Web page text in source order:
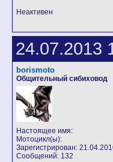
Неактивен
24.07.2013
borismoto
Общительный сибиховод
Настоящее имя:
Мотоцикл(ы):
Зарегистрирован:
Сообщений: 132